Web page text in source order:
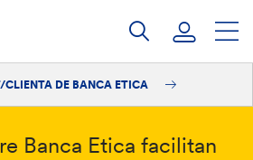
CLIENTA DE BANCA ETICA
Banca Etica facilitan